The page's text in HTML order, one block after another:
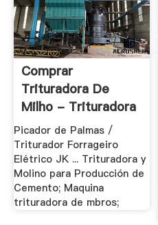
Comprar
Trituradora De
Milho - Trituradora
Y .
Picador de Palmas /
Triturador Forrageiro
Elétrico JK ... Trituradora y
Molino para Producción de
Cemento; Maquina
trituradora de mbros;